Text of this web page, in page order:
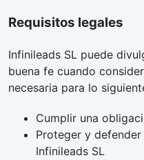
Requisitos legales
Infinileads SL puede
buena fe cuando
necesaria para lo
Cumplir una
Proteger y
Infinileads SL